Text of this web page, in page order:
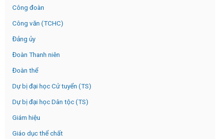
Công đoàn
Công văn (TCHC)
Đảng ủy
Đoàn Thanh niên
Đoàn thể
Dự bị đại học Cử tuyển (TS)
Dự bị đại học Dân tộc (TS)
Giám hiệu
Giáo dục thể chất